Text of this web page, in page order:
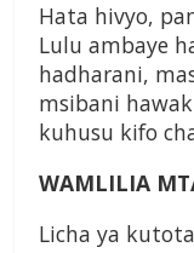
Hata hivyo,
Lulu ambaye
hadharani,
msibani
kuhusu kifo
WAMLILIA
Licha ya